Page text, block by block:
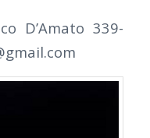
D’Amato 339-